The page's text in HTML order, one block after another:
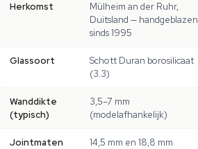
Herkomst
Mülheim an der Ruhr,
Duitsland — handgeblazen
sinds 1995
Glassoort
Schott Duran borosilicaat
(3.3)
Wanddikte
(typisch)
3,5–7 mm
(modelafhankelijk)
Jointmaten
14,5 mm en 18,8 mm